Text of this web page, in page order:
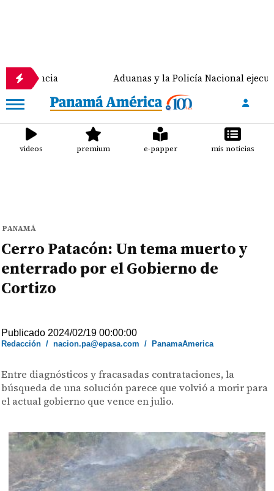
Aduanas y la Policía Nacional ejecutan la
videos premium e-papper mis noticias
PANAMÁ
Cerro Patacón: Un tema muerto y
enterrado por el Gobierno de
Cortizo
Publicado 2024/02/19 00:00:00
Redacción /nacion.pa@epasa.com / PanamaAmerica
Entre diagnósticos y fracasadas contrataciones, la
búsqueda de una solución parece que volvió a morir para
el actual gobierno que vence en julio.